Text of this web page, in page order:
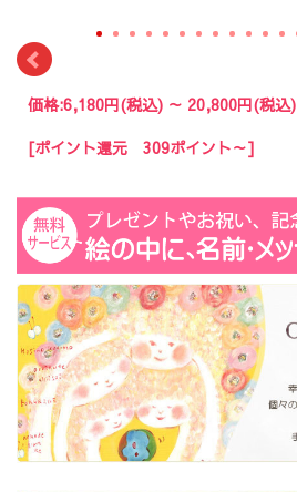
価格:6,180円(税込) ～ 20,800円(税込)
[ポイント還元 309ポイント～]